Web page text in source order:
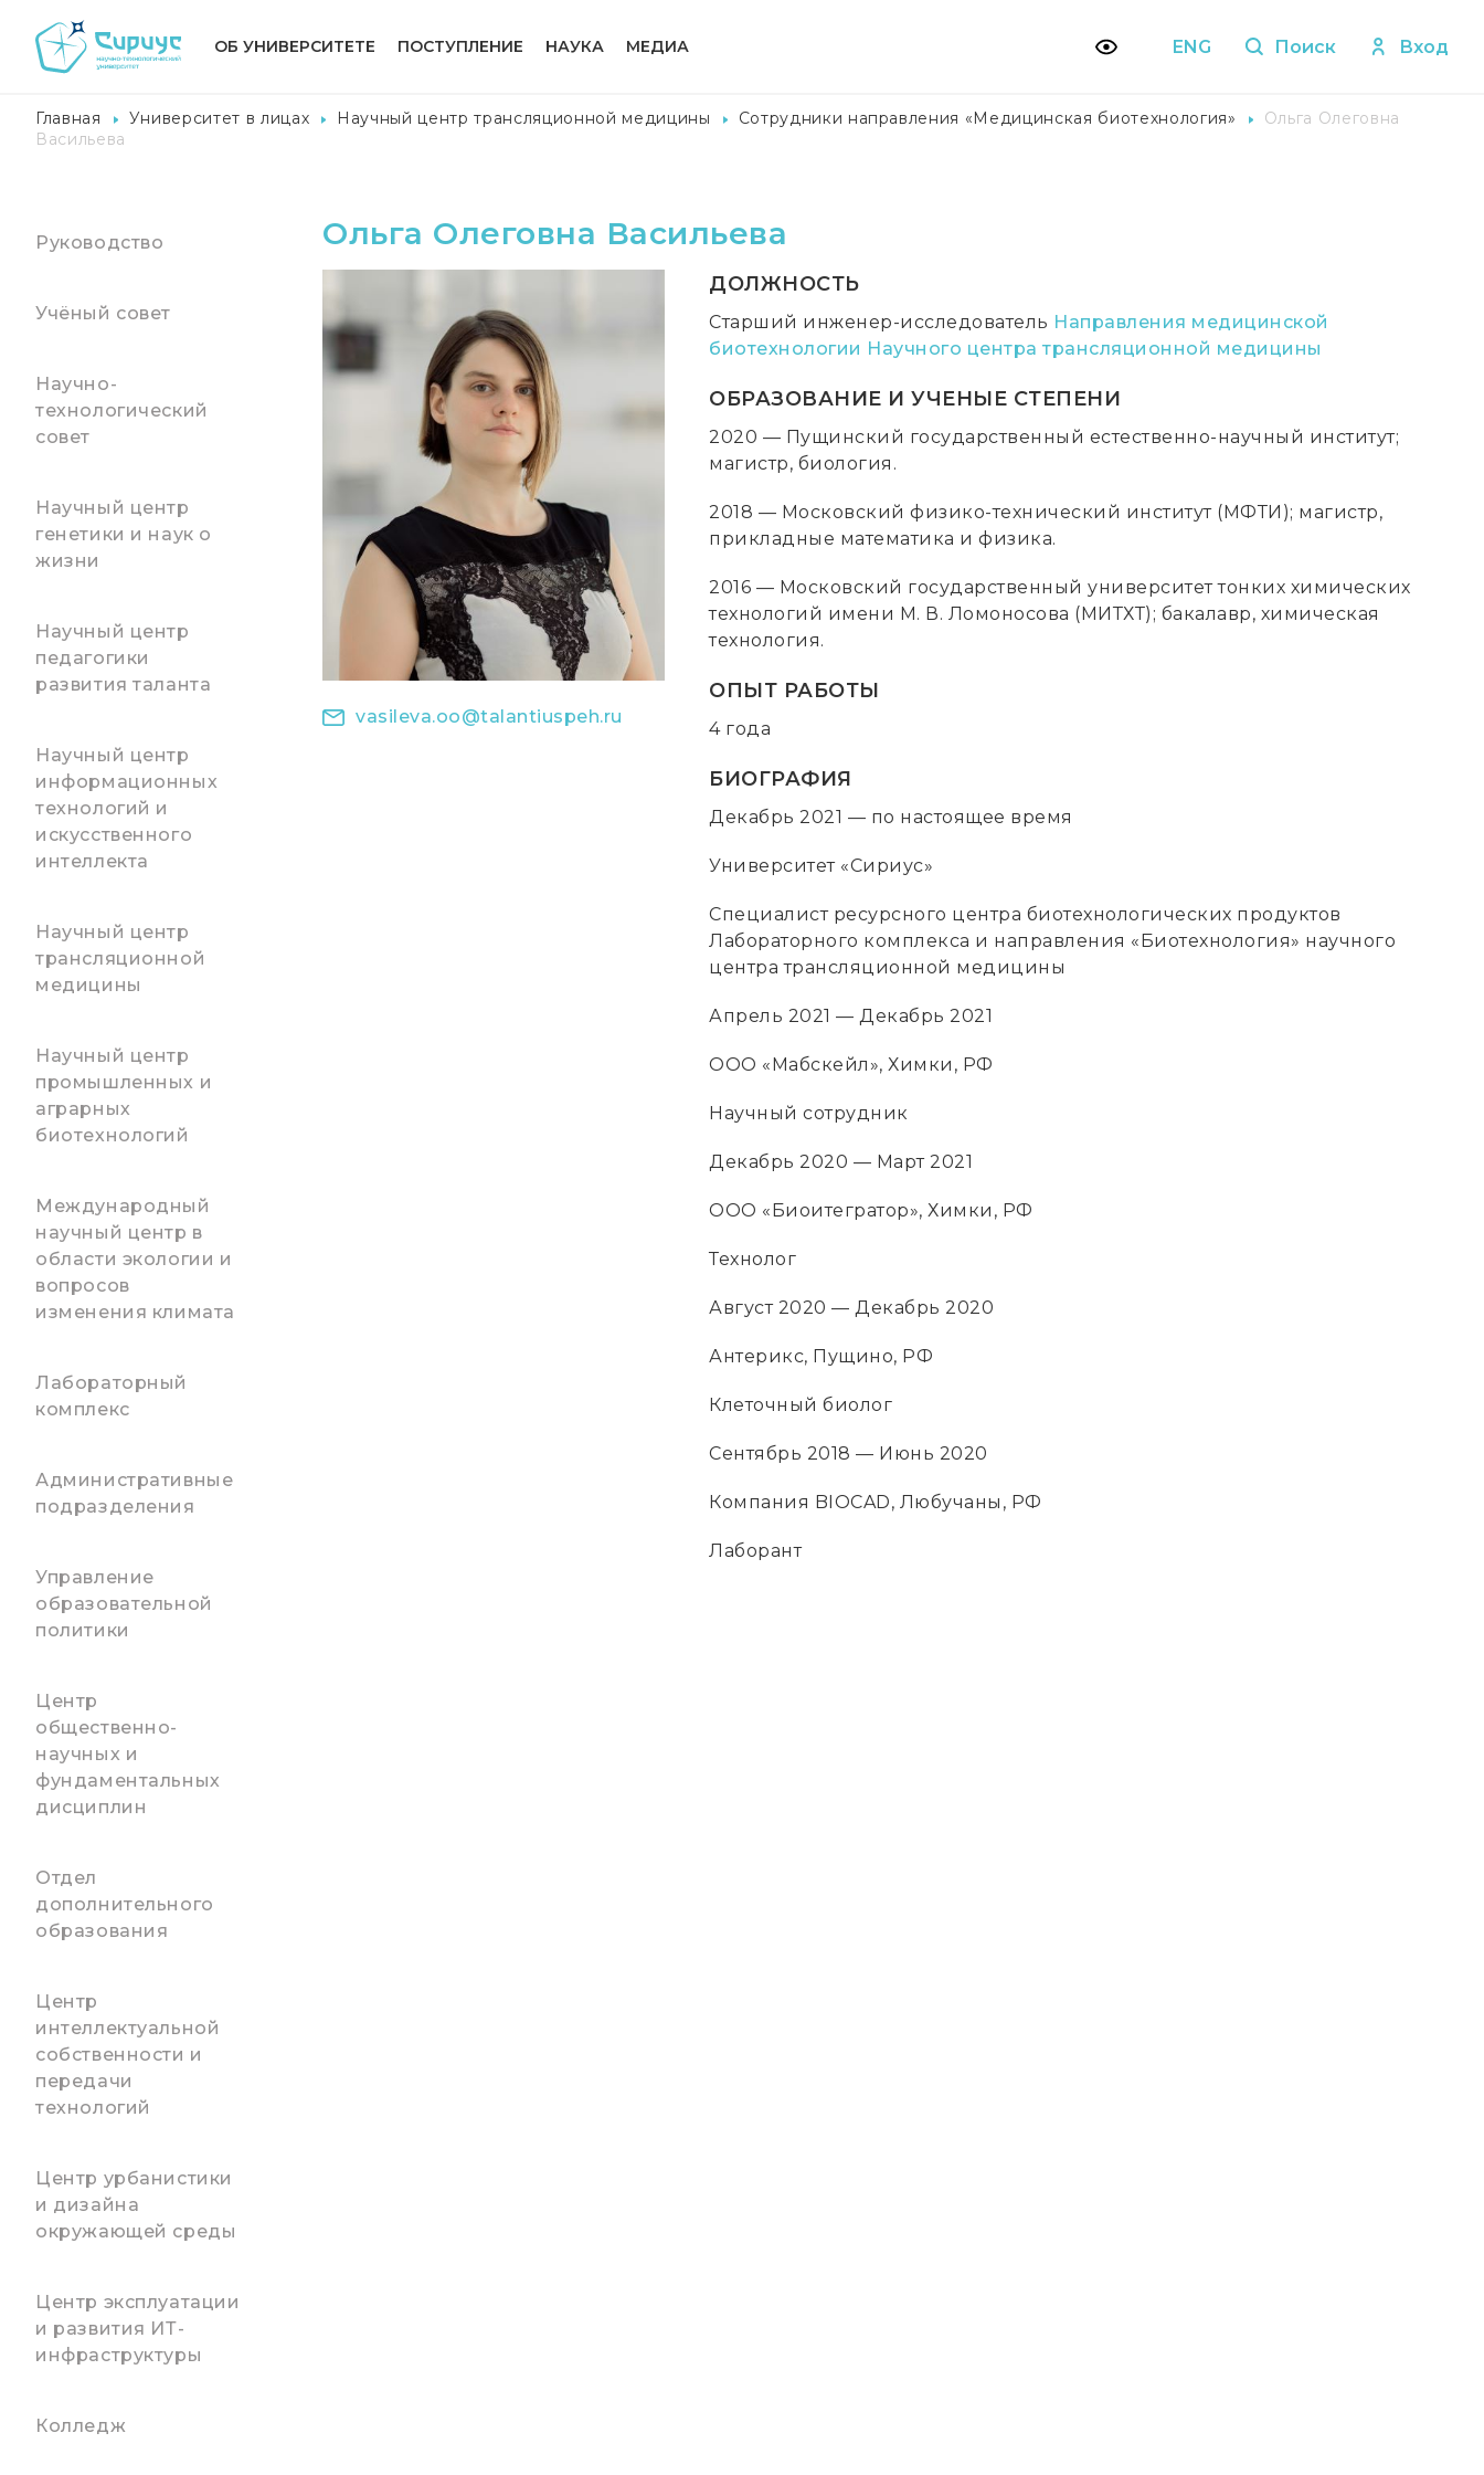
ОБ УНИВЕРСИТЕТЕ ПОСТУПЛЕНИЕ НАУКА МЕДИА ENG Поиск Вход
Главная Университет в лицах Научный центр трансляционной медицины Сотрудники направления «Медицинская биотехнология»
Ольга Олеговна
Васильева
Руководство
Учёный совет
Научно-
технологический
совет
Научный центр
генетики и наук о
жизни
Научный центр
педагогики
развития таланта
Научный центр
информационных
технологий и
искусственного
интеллекта
Научный центр
трансляционной
медицины
Научный центр
промышленных и
аграрных
биотехнологий
Международный
научный центр в
области экологии и
вопросов
изменения климата
Лабораторный
комплекс
Административные
подразделения
Управление
образовательной
политики
Центр
общественно-
научных и
фундаментальных
дисциплин
Отдел
дополнительного
образования
Центр
интеллектуальной
собственности и
передачи
технологий
Центр урбанистики
и дизайна
окружающей среды
Центр эксплуатации
и развития ИТ-
инфраструктуры
Колледж
Ольга Олеговна Васильева
vasileva.oo@talantiuspeh.ru
ДОЛЖНОСТЬ
Старший инженер-исследователь Направления медицинской
биотехнологии Научного центра трансляционной медицины
ОБРАЗОВАНИЕ И УЧЕНЫЕ СТЕПЕНИ
2020 — Пущинский государственный естественно-научный институт;
магистр, биология.
2018 — Московский физико-технический институт (МФТИ); магистр,
прикладные математика и физика.
2016 — Московский государственный университет тонких химических
технологий имени М. В. Ломоносова (МИТХТ); бакалавр, химическая
технология.
ОПЫТ РАБОТЫ
4 года
БИОГРАФИЯ
Декабрь 2021 — по настоящее время
Университет «Сириус»
Специалист ресурсного центра биотехнологических продуктов
Лабораторного комплекса и направления «Биотехнология» научного
центра трансляционной медицины
Апрель 2021 — Декабрь 2021
ООО «Мабскейл», Химки, РФ
Научный сотрудник
Декабрь 2020 — Март 2021
ООО «Биоитегратор», Химки, РФ
Технолог
Август 2020 — Декабрь 2020
Антерикс, Пущино, РФ
Клеточный биолог
Сентябрь 2018 — Июнь 2020
Компания BIOCAD, Любучаны, РФ
Лаборант